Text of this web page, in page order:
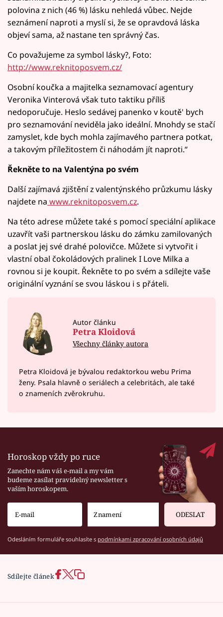
polovina z nich (46 %) lásku nehledá vůbec. Nejde
seznámení naproti a myslí si, že se opravdová láska
objeví sama, až nastane ten správný čas.
Co považujeme za symbol lásky?, Foto:
http://www.reknitoposvem.cz/
Osobní koučka a majitelka seznamovací agentury
Veronika Vinterová však tuto taktiku příliš
nedoporučuje. Heslo sedávej panenko v koutě' bych
pro seznamování neviděla jako ideální. Mnohdy se stačí
zamyslet, kde bych mohla zajímavého partnera potkat,
a takovým příležitostem či náhodám jít naproti.“
Řekněte to na Valentýna po svém
Další zajímavá zjištění z valentýnského průzkumu lásky
najdete na www.reknitoposvem.cz.
Na této adrese můžete také s pomocí speciální aplikace
uzavřít vaši partnerskou lásku do zámku zamilovaných
a poslat jej své drahé polovičce. Můžete si vytvořit i
vlastní obal čokoládových pralinek I Love Milka a
rovnou si je koupit. Řekněte to po svém a sdílejte vaše
originální vyznání se svou láskou i s přáteli.
Autor článku
Petra Kloidová
Všechny články autora
Petra Kloidová je bývalou redaktorkou webu Prima
ženy. Psala hlavně o seriálech a celebritách, ale také
o znameních zvěrokruhu.
Horoskop vždy po ruce
Zanechte nám váš e-mail a my vám
budeme zasílat pravidelný newsletter s
vaším horoskopem.
ODESLAT
Odesláním formuláře souhlasíte s podmínkami zpracování osobních údajů
Sdílejte článek